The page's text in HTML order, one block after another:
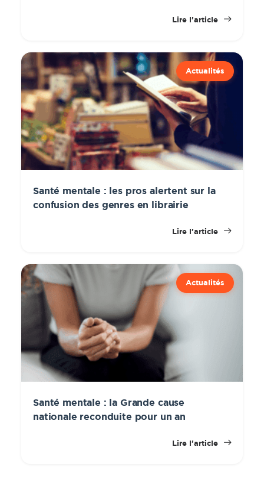
Lire l'article
Actualités
Santé mentale : les pros alertent sur la
confusion des genres en librairie
Lire l'article
Actualités
Santé mentale : la Grande cause
nationale reconduite pour un an
Lire l'article